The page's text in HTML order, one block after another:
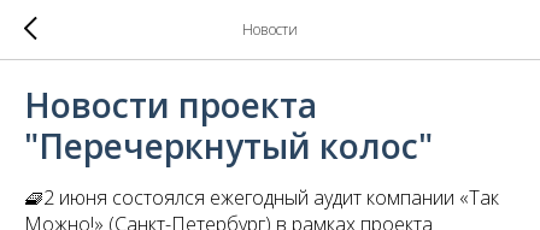
Новости
Новости проекта
"Перечеркнутый колос"
🧇2 июня состоялся ежегодный аудит компании «Так
Можно!» (Санкт-Петербург) в рамках проекта